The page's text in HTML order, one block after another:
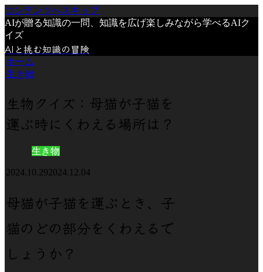
コンテンツへスキップ
AIが贈る知識の一問、知識を広げ楽しみながら学べるAIク
イズ
AIと挑む知識の冒険
ホーム
生き物
生物クイズ：母猫が子猫を
運ぶ時にくわえる場所は？
生き物
2024.10.292024.12.04
母猫が子猫を運ぶとき、子
猫のどの部分をくわえるで
しょうか？